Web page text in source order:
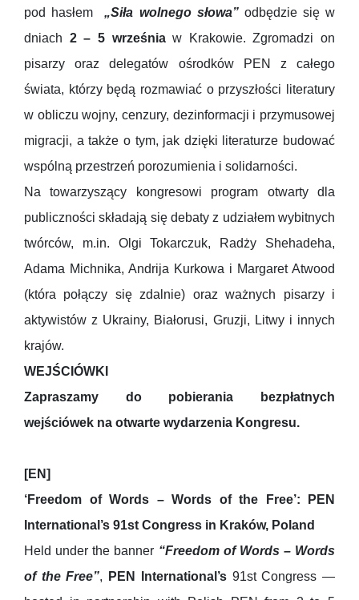
pod hasłem
„Siła wolnego słowa”odbędzie się w
dniach 2 – 5 wrześniaw Krakowie. Zgromadzi on
pisarzy oraz delegatów ośrodków PEN z całego
świata, którzy będą rozmawiać o przyszłości literatury
w obliczu wojny, cenzury, dezinformacji i przymusowej
migracji, a także o tym, jak dzięki literaturze budować
wspólną przestrzeń porozumienia i solidarności.
Na towarzyszący kongresowi program otwarty dla
publiczności składają się debaty z udziałem wybitnych
twórców, m.in. Olgi Tokarczuk, Radży Shehadeha,
Adama Michnika, Andrija Kurkowa i Margaret Atwood
(która połączy się zdalnie) oraz ważnych pisarzy i
aktywistów z Ukrainy, Białorusi, Gruzji, Litwy i innych
krajów.
WEJŚCIÓWKI
Zapraszamy do pobierania bezpłatnych
wejściówek na otwarte wydarzenia Kongresu.
[EN]
‘Freedom of Words – Words of the Free’: PEN
International’s 91st Congress in Kraków, Poland
Held under the banner “Freedom of Words – Words
of the Free”, PEN International’s91st Congress —